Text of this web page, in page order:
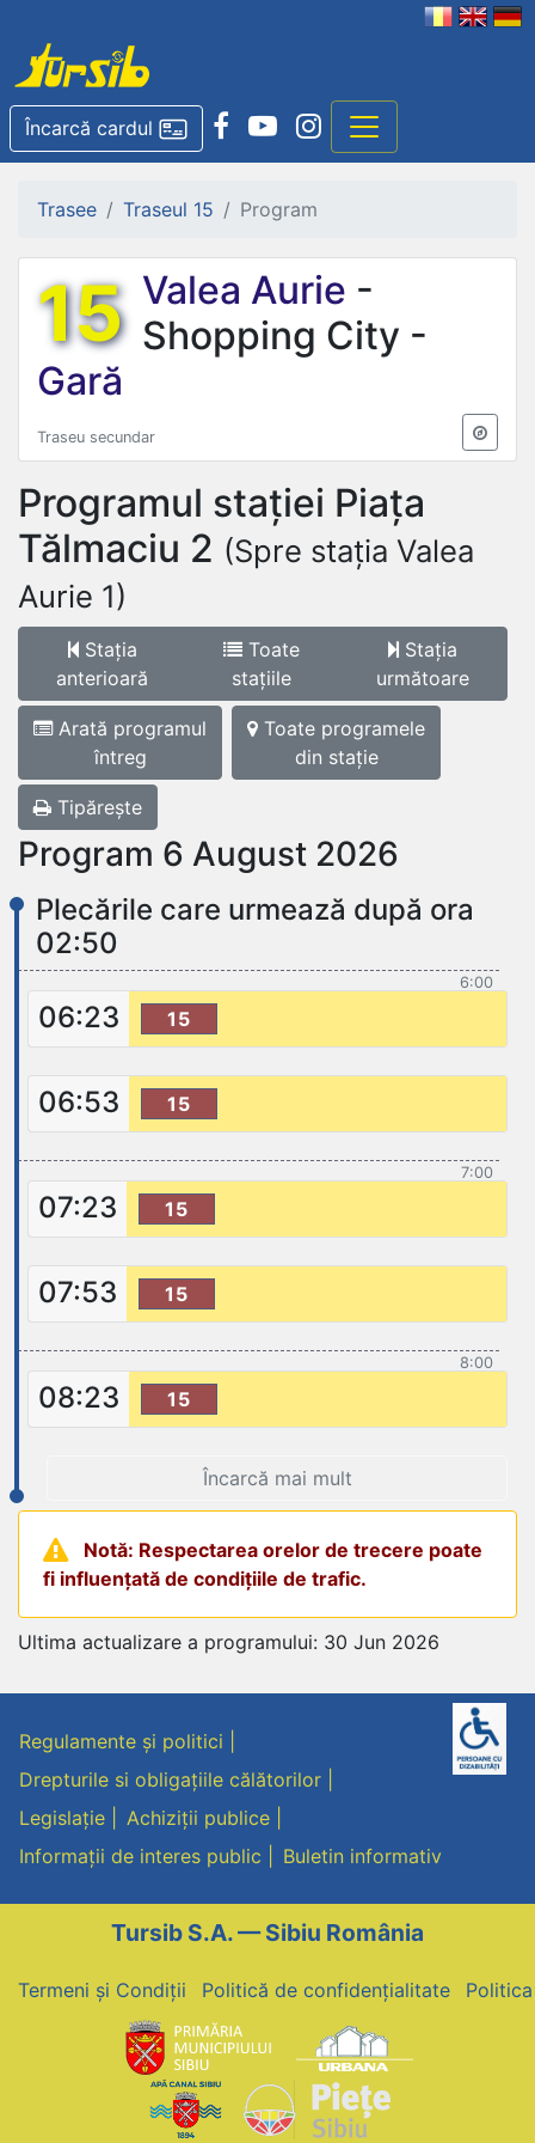
Încarcă cardul
Trasee Traseul 15 Program
15 Valea Aurie -
Shopping City -
Gară
Traseu secundar
Programul stației Piața
Tălmaciu 2 (Spre stația Valea
Aurie 1)
Stația
anterioară
Toate
stațiile
Stația
următoare
Arată programul
întreg
Toate programele
din stație
Tipărește
Program 6 August 2026
Plecările care urmează după ora
02:50
6:00
06:23 15
06:53 15
7:00
07:23 15
07:53 15
8:00
08:23 15
Încarcă mai mult
Notă: Respectarea orelor de trecere poate
fi influențată de condițiile de trafic.
Ultima actualizare a programului: 30 Jun 2026
Regulamente și politici
Drepturile si obligațiile călătorilor
Legislație
Achiziții publice
Informații de interes public
Buletin informativ
Tursib S.A. — Sibiu România
Termeni și Condiții Politică de confidențialitate